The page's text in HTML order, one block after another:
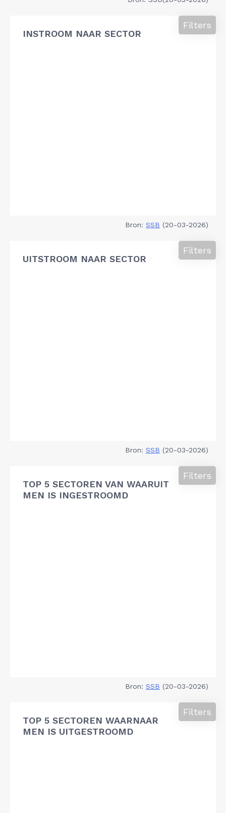
INSTROOM NAAR SECTOR
Filters
Bron: SSB (20-03-2026)
UITSTROOM NAAR SECTOR
Filters
Bron: SSB (20-03-2026)
TOP 5 SECTOREN VAN WAARUIT
MEN IS INGESTROOMD
Filters
Bron: SSB (20-03-2026)
TOP 5 SECTOREN WAARNAAR
MEN IS UITGESTROOMD
Filters